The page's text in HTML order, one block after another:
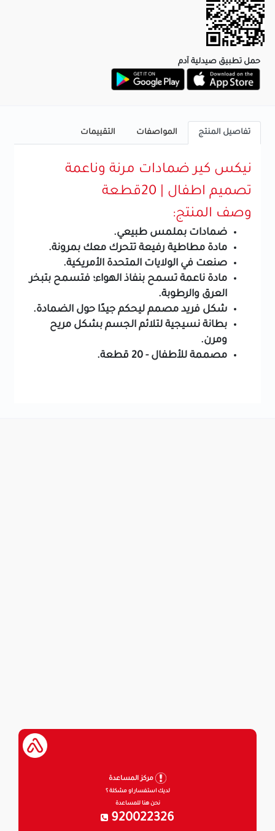
حمل تطبيق صيدلية آدم
تفاصيل المنتج المواصفات التقييمات
نيكس كير ضمادات مرنة وناعمة
تصميم اطفال | 20قطعة
وصف المنتج:
ضمادات بملمس طبيعي.
مادة مطاطية رفيعة تتحرك معك بمرونة.
صنعت في الولايات المتحدة الأمريكية.
مادة ناعمة تسمح بنفاذ الهواء؛ فتسمح بتبخر
العرق والرطوبة.
شكل فريد مصمم ليحكم جيدًا حول الضمادة.
بطانة نسيجية لتلائم الجسم بشكل مريح
ومرن.
مصممة للأطفال - 20 قطعة.
مركز المساعدة
لديك استفسار او مشكلة ؟
نحن هنا للمساعدة
920022326